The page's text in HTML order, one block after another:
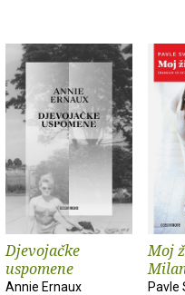
Djevojačke
uspomene
Annie Ernaux
Moj
Pavle